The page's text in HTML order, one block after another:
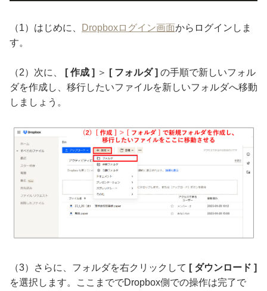
（1）はじめに、 Dropboxログイン画面からログインしま
す。
（2）次に、 [ 作成 ] ＞ [ フォルダ ] の手順で新しいフォル
ダを作成し、移行したいファイルを新しいフォルダへ移動
しましょう。
（3）さらに、フォルダを右クリックして [ ダウンロード ]
を選択します。ここまででDropbox側での操作は完了で